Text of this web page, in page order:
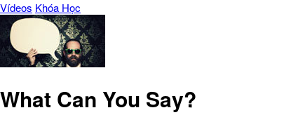
Vídeos Khóa Học
What Can You Say?